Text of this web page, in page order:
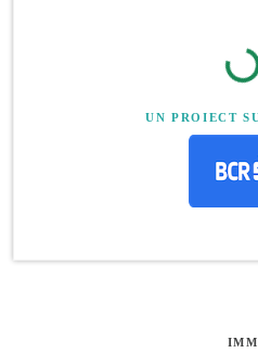
UN PROIECT
IMM